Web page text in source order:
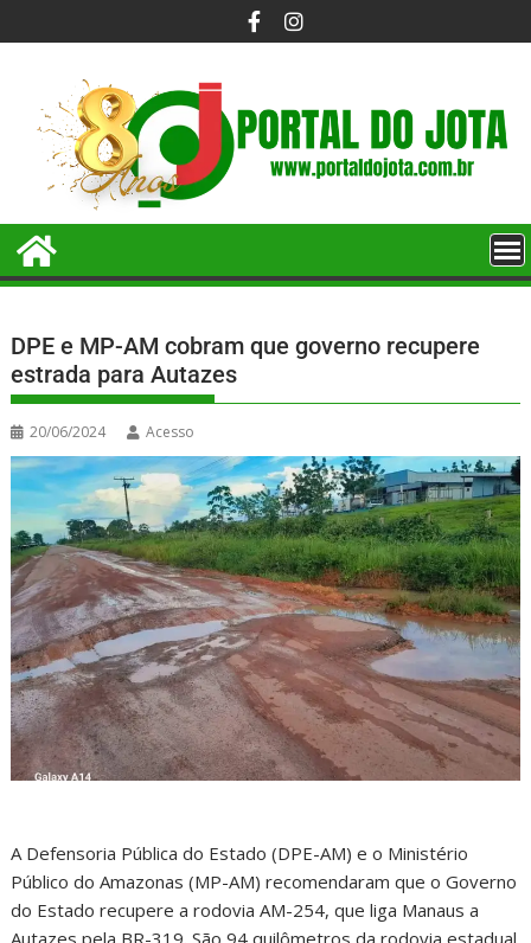
DPE e MP-AM cobram que governo recupere
estrada para Autazes
20/06/2024 Acesso
A Defensoria Pública do Estado (DPE-AM) e o Ministério
Público do Amazonas (MP-AM) recomendaram que o Governo
do Estado recupere a rodovia AM-254, que liga Manaus a
Autazes pela BR-319. São 94 quilômetros da rodovia estadual